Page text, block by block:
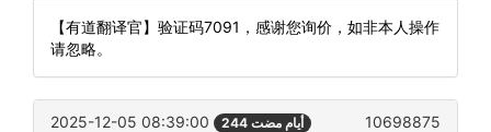
【有道翻译官】验证码7091，感谢您询价，如非本人操作
请忽略。
2025-12-05 08:39:00 244 أيام مضت 10698875